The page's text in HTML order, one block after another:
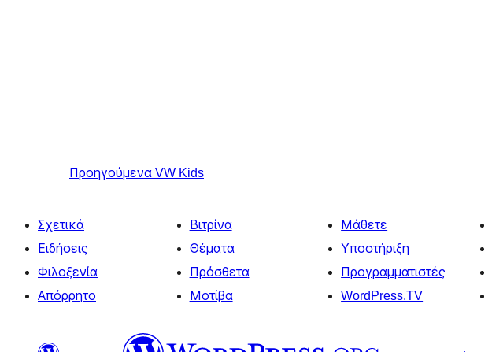
Προηγούμενα VW Kids
Σχετικά
Ειδήσεις
Φιλοξενία
Απόρρητο
Βιτρίνα
Θέματα
Πρόσθετα
Μοτίβα
Μάθετε
Υποστήριξη
Προγραμματιστές
WordPress.TV